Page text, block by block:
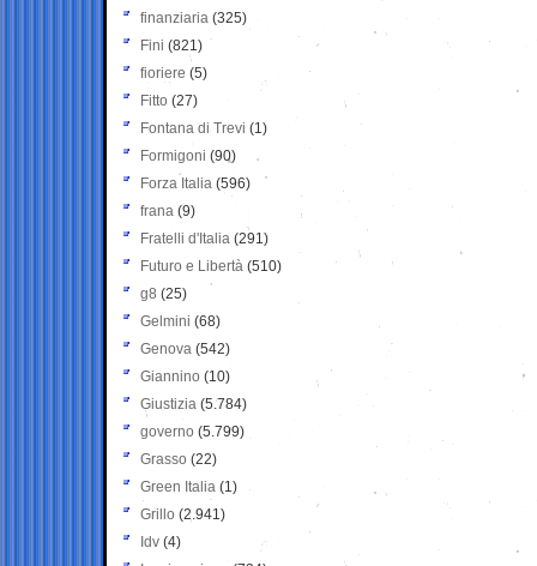
finanziaria (325)
Fini (821)
fioriere (5)
Fitto (27)
Fontana di Trevi (1)
Formigoni (90)
Forza Italia (596)
frana (9)
Fratelli d'Italia (291)
Futuro e Libertà (510)
g8 (25)
Gelmini (68)
Genova (542)
Giannino (10)
Giustizia (5.784)
governo (5.799)
Grasso (22)
Green Italia (1)
Grillo (2.941)
Idv (4)